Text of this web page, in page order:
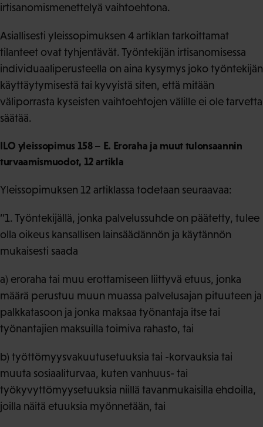
irtisanomismenettelyä vaihtoehtona.
Asiallisesti yleissopimuksen 4 artiklan tarkoittamat
tilanteet ovat tyhjentävät. Työntekijän irtisanomisessa
individuaaliperusteella on aina kysymys joko työntekijän
käyttäytymisestä tai kyvyistä siten, että mitään
väliporrasta kyseisten vaihtoehtojen välille ei ole tarvetta
säätää.
ILO yleissopimus 158 – E. Eroraha ja muut tulonsaannin
turvaamismuodot, 12 artikla
Yleissopimuksen 12 artiklassa todetaan seuraavaa:
’’1. Työntekijällä, jonka palvelussuhde on päätetty, tulee
olla oikeus kansallisen lainsäädännön ja käytännön
mukaisesti saada
a) eroraha tai muu erottamiseen liittyvä etuus, jonka
määrä perustuu muun muassa palvelusajan pituuteen ja
palkkatasoon ja jonka maksaa työnantaja itse tai
työnantajien maksuilla toimiva rahasto, tai
b) työttömyysvakuutusetuuksia tai -korvauksia tai
muuta sosiaaliturvaa, kuten vanhuus- tai
työkyvyttömyysetuuksia niillä tavanmukaisilla ehdoilla,
joilla näitä etuuksia myönnetään, tai